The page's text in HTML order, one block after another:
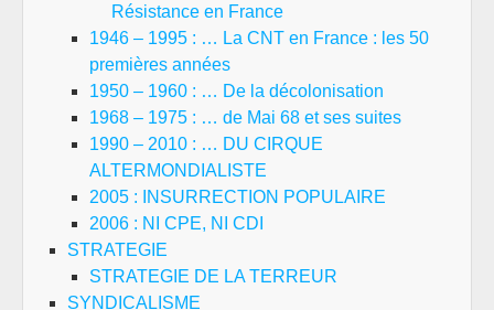
Résistance en France
1946 – 1995 : … La CNT en France : les 50
premières années
1950 – 1960 : … De la décolonisation
1968 – 1975 : … de Mai 68 et ses suites
1990 – 2010 : … DU CIRQUE
ALTERMONDIALISTE
2005 : INSURRECTION POPULAIRE
2006 : NI CPE, NI CDI
STRATEGIE
STRATEGIE DE LA TERREUR
SYNDICALISME